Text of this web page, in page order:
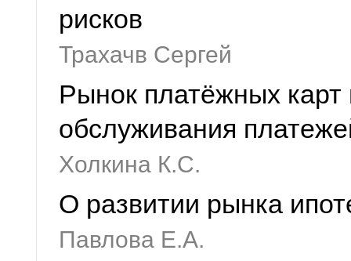
рисков
Трахачв Сергей
Рынок платёжных карт
обслуживания
Холкина К.С.
О развитии рынка
Павлова Е.А.